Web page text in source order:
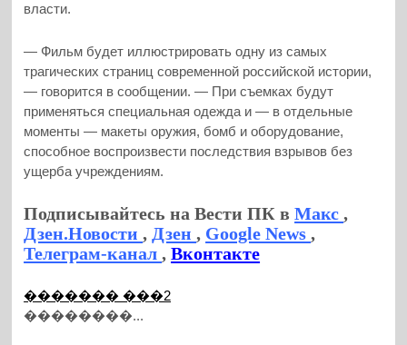
власти.
— Фильм будет иллюстрировать одну из самых
трагических страниц современной российской истории,
— говорится в сообщении. — При съемках будут
применяться специальная одежда и — в отдельные
моменты — макеты оружия, бомб и оборудование,
способное воспроизвести последствия взрывов без
ущерба учреждениям.
Подписывайтесь на Вести ПК вМакс,
Дзен.Новости, Дзен, Google News,
Телеграм-канал,Вконтакте
������� ���2
��������...